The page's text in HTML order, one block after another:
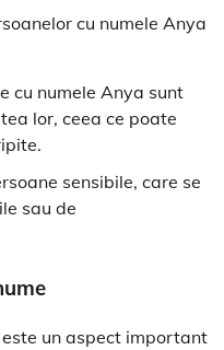
cu numele Anya
cu numele Anya sunt
lor, ceea ce poate
sensibile, care se
sau de
un aspect important